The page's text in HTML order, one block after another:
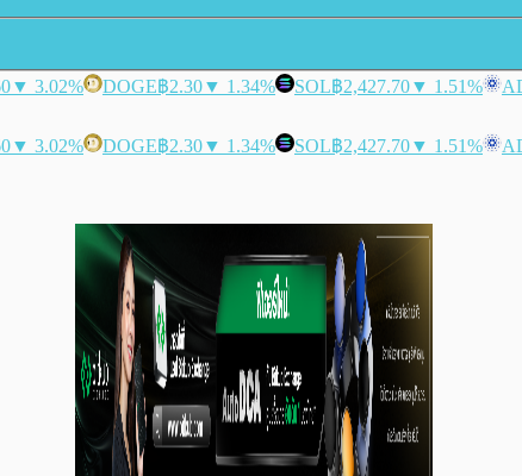
▼ 3.02% DOGE฿2.30▼ 1.34% SOL฿2,427.70▼ 1.51%
▼ 3.02% DOGE฿2.30▼ 1.34% SOL฿2,427.70▼ 1.51%